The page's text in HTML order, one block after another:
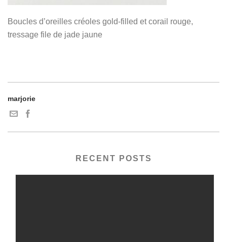
Boucles d’oreilles créoles gold-filled et corail rouge,
tressage file de jade jaune
marjorie
RECENT POSTS